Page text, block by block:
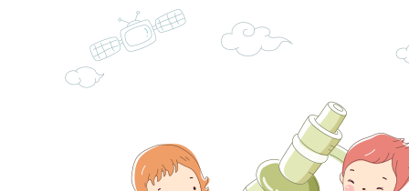
造」、「阿德勒心理
學諮商輔導的應用」
不只是遊戲 - 兒童遊
門工作坊 （中部場
訊
理114學年度整合性
育講座「爸媽不暴走
台灣遊戲治療學會
日舉辦「空間的療癒
文化遊戲室之規畫與
檢送衛生福利部「政
材應注意之可及性格
有關本市桃園區中埔
「桃園市115年度兒
有關國立羅東高級中